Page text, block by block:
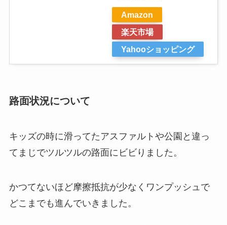
Amazon
楽天市場
Yahooショッピング
路面状況について
キッズの時に滑ってたアスファルトや公園と違っ
てまじでツルツルの路面にビビりました。
かつてないほど摩擦抵抗が少なくワンプッシュで
どこまでも進んでいきました。